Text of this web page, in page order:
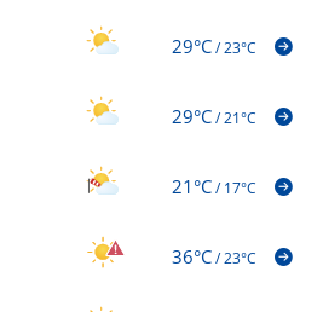
29°C/23°C
29°C/21°C
21°C/17°C
36°C/23°C